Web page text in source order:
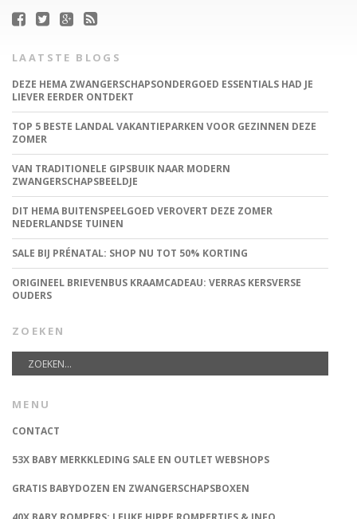
LAATSTE BLOGS
DEZE HEMA ZWANGERSCHAPSONDERGOED ESSENTIALS HAD JE
LIEVER EERDER ONTDEKT
TOP 5 BESTE LANDAL VAKANTIEPARKEN VOOR GEZINNEN DEZE
ZOMER
VAN TRADITIONELE GIPSBUIK NAAR MODERN
ZWANGERSCHAPSBEELDJE
DIT HEMA BUITENSPEELGOED VEROVERT DEZE ZOMER
NEDERLANDSE TUINEN
SALE BIJ PRÉNATAL: SHOP NU TOT 50% KORTING
ORIGINEEL BRIEVENBUS KRAAMCADEAU: VERRAS KERSVERSE
OUDERS
ZOEKEN
MENU
CONTACT
53X BABY MERKKLEDING SALE EN OUTLET WEBSHOPS
GRATIS BABYDOZEN EN ZWANGERSCHAPSBOXEN